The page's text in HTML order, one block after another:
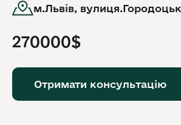
м.Львів,
270000$
Отримати консультацію